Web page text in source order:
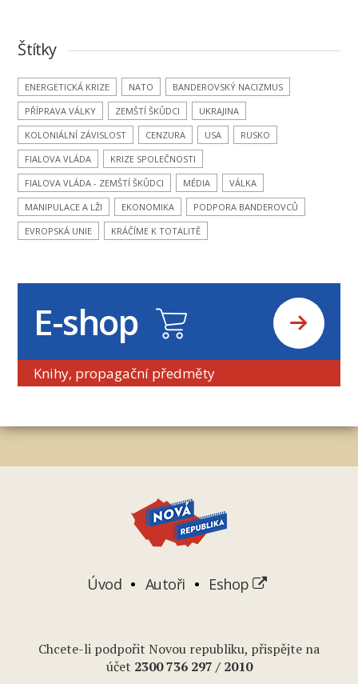
Štítky
ENERGETICKÁ KRIZE NATO
BANDEROVSKÝ NACIZMUS
PŘÍPRAVA VÁLKY
ZEMŠTÍ ŠKŮDCI
UKRAJINA
KOLONIÁLNÍ ZÁVISLOST
CENZURA USA
RUSKO
FIALOVA VLÁDA
KRIZE SPOLEČNOSTI
FIALOVA VLÁDA - ZEMŠTÍ ŠKŮDCI
MÉDIA
VÁLKA
MANIPULACE A LŽI
EKONOMIKA
PODPORA BANDEROVCŮ
EVROPSKÁ UNIE
KRÁČÍME K TOTALITĚ
E-shop
Knihy, propagační předměty
Úvod Autoři Eshop
Chcete-li podpořit Novou republiku, přispějte na
účet 2300 736 297 / 2010